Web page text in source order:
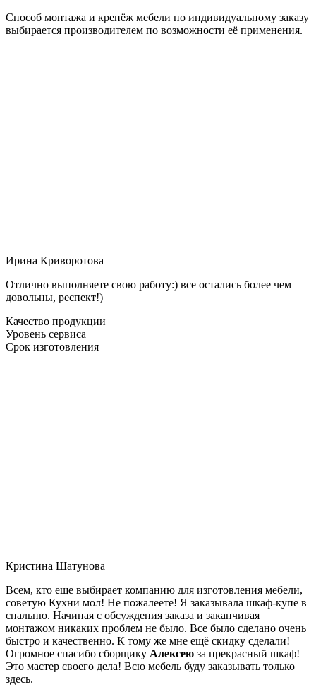
Способ монтажа и крепёж мебели по индивидуальному заказу
выбирается производителем по возможности её применения.
Ирина Криворотова
Отлично выполняете свою работу:) все остались более чем
довольны, респект!)
Качество продукции
Уровень сервиса
Срок изготовления
Кристина Шатунова
Всем, кто еще выбирает компанию для изготовления мебели,
советую Кухни мол! Не пожалеете! Я заказывала шкаф-купе в
спальню. Начиная с обсуждения заказа и заканчивая
монтажом никаких проблем не было. Все было сделано очень
быстро и качественно. К тому же мне ещё скидку сделали!
Огромное спасибо сборщику Алексею за прекрасный шкаф!
Это мастер своего дела! Всю мебель буду заказывать только
здесь.